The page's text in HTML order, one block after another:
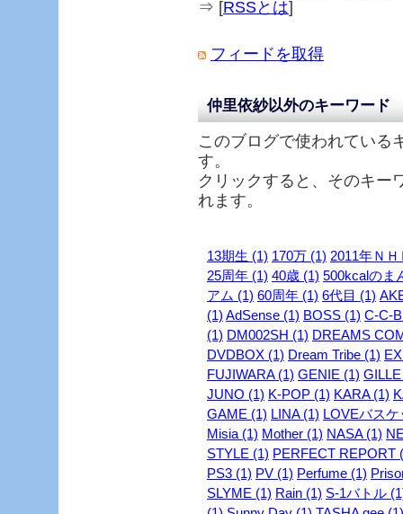
⇒ [RSSとは]
フィードを取得
仲里依紗以外のキーワード
このブログで使われている
す。
クリックすると、そのキー
れます。
13期生 (1) 170万 (1) 2011年Ｎ
25周年 (1) 40歳 (1) 500kcalのま
アム (1) 60周年 (1) 6代目 (1)
(1) AdSense (1) BOSS (1) C-C-
(1) DM002SH (1) DREAMS
DVDBOX (1) Dream Tribe (1)
FUJIWARA (1) GENIE (1)
JUNO (1) K-POP (1) KARA (1)
GAME (1) LINA (1) LOVEバスケ
Misia (1) Mother (1) NASA (1)
STYLE (1) PERFECT REPORT
PS3 (1) PV (1) Perfume (1)
SLYME (1) Rain (1) S-1バトル